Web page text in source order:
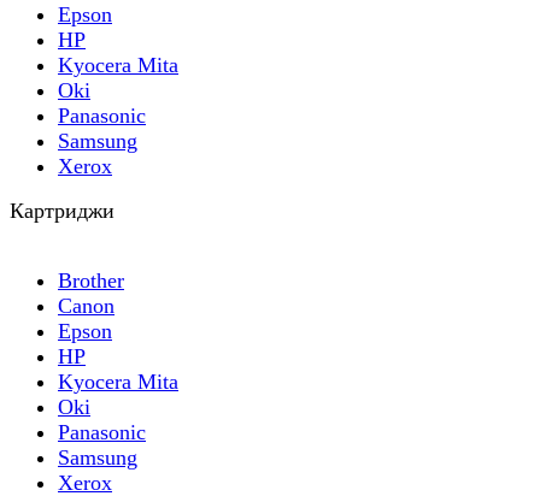
Epson
HP
Kyocera Mita
Oki
Panasonic
Samsung
Xerox
Картриджи
Brother
Canon
Epson
HP
Kyocera Mita
Oki
Panasonic
Samsung
Xerox